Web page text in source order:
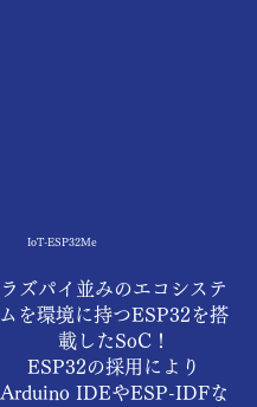
IoT-ESP32Me
ラズパイ並みのエコシステ
ムを環境に持つESP32を搭
載したSoC！
ESP32の採用により
Arduino IDEやESP-IDFな